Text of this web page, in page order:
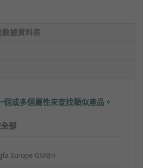
據資料表
個或多個屬性來查找類似產品。
部
Europe GMBH